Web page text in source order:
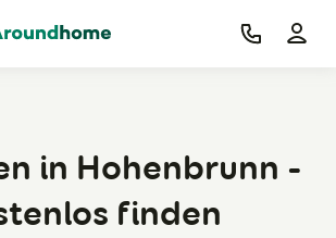
Zum Hauptinhalt
in Hohenbrunn -
finden